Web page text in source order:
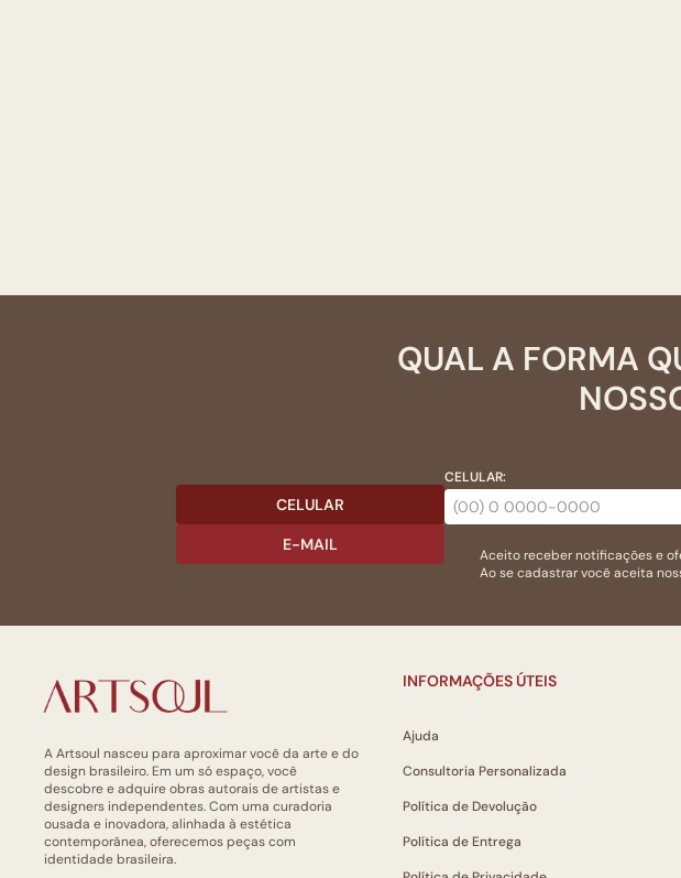
QUAL A FORMA
CELULAR
E-MAIL
CELULAR:
Aceito receber notificações e
Ao se cadastrar você aceita
A Artsoul nasceu para aproximar você da arte e do
design brasileiro. Em um só espaço, você
descobre e adquire obras autorais de artistas e
designers independentes. Com uma curadoria
ousada e inovadora, alinhada à estética
contemporânea, oferecemos peças com
identidade brasileira.
INFORMAÇÕES ÚTEIS
Ajuda
Consultoria Personalizada
Política de Devolução
Política de Entrega